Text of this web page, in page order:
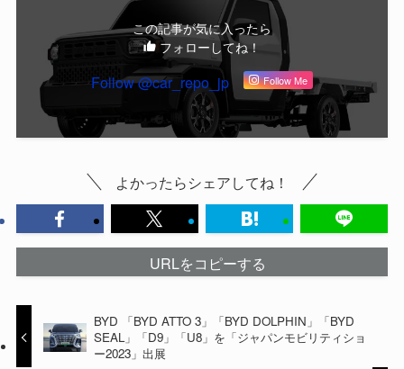
この記事が気に入ったら
フォローしてね！
Follow @car_repo_jp Follow Me
よかったらシェアしてね！
URLをコピーする
BYD 「BYD ATTO 3」「BYD DOLPHIN」「BYD
SEAL」「D9」「U8」を「ジャパンモビリティショ
ー2023」出展